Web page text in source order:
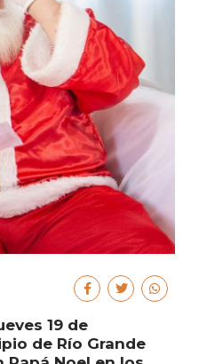
19 de
de Río Grande